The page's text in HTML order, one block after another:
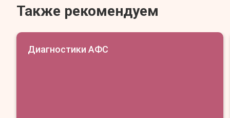
Также рекомендуем
Диагностики АФС